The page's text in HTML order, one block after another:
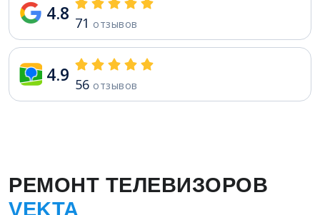
4.8 71 отзывов
4.9 56 отзывов
РЕМОНТ ТЕЛЕВИЗОРОВ
VEKTA